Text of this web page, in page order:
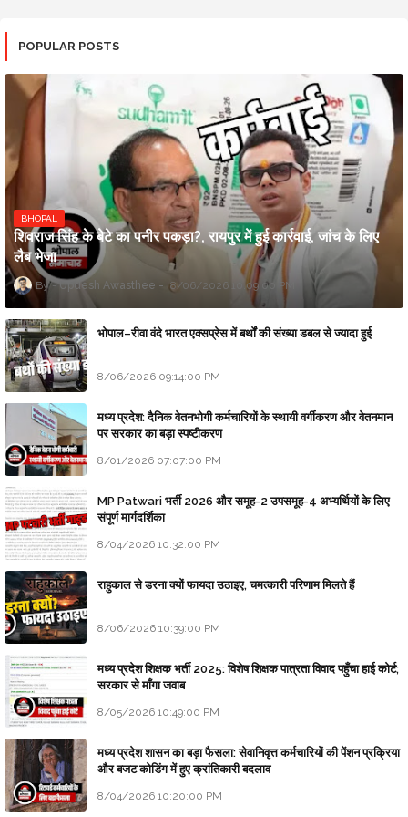
POPULAR POSTS
BHOPAL
शिवराज सिंह के बेटे का पनीर पकड़ा?, रायपुर में हुई कार्रवाई, जांच के लिए
लैब भेजा
Updesh Awasthee 8/06/2026 10:09:00 PM
भोपाल–रीवा वंदे भारत एक्सप्रेस में बर्थों की संख्या डबल से ज्यादा हुई
8/06/2026 09:14:00 PM
मध्य प्रदेश: दैनिक वेतनभोगी कर्मचारियों के स्थायी वर्गीकरण और वेतनमान
पर सरकार का बड़ा स्पष्टीकरण
8/01/2026 07:07:00 PM
MP Patwari भर्ती 2026 और समूह-2 उपसमूह-4 अभ्यर्थियों के लिए
संपूर्ण मार्गदर्शिका
8/04/2026 10:32:00 PM
राहुकाल से डरना क्यों फायदा उठाइए, चमत्कारी परिणाम मिलते हैं
8/06/2026 10:39:00 PM
मध्य प्रदेश शिक्षक भर्ती 2025: विशेष शिक्षक पात्रता विवाद पहुँचा हाई कोर्ट;
सरकार से माँगा जवाब
8/05/2026 10:49:00 PM
मध्य प्रदेश शासन का बड़ा फैसला: सेवानिवृत्त कर्मचारियों की पेंशन प्रक्रिया
और बजट कोडिंग में हुए क्रांतिकारी बदलाव
8/04/2026 10:20:00 PM